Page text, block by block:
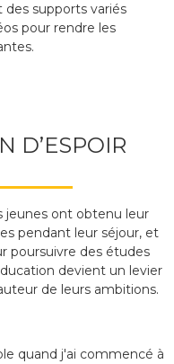
supports variés
pour rendre les
D’ESPOIR
jeunes ont obtenu leur
pendant leur séjour, et
poursuivre des études
devient un levier
de leurs ambitions.
quand j'ai commencé à